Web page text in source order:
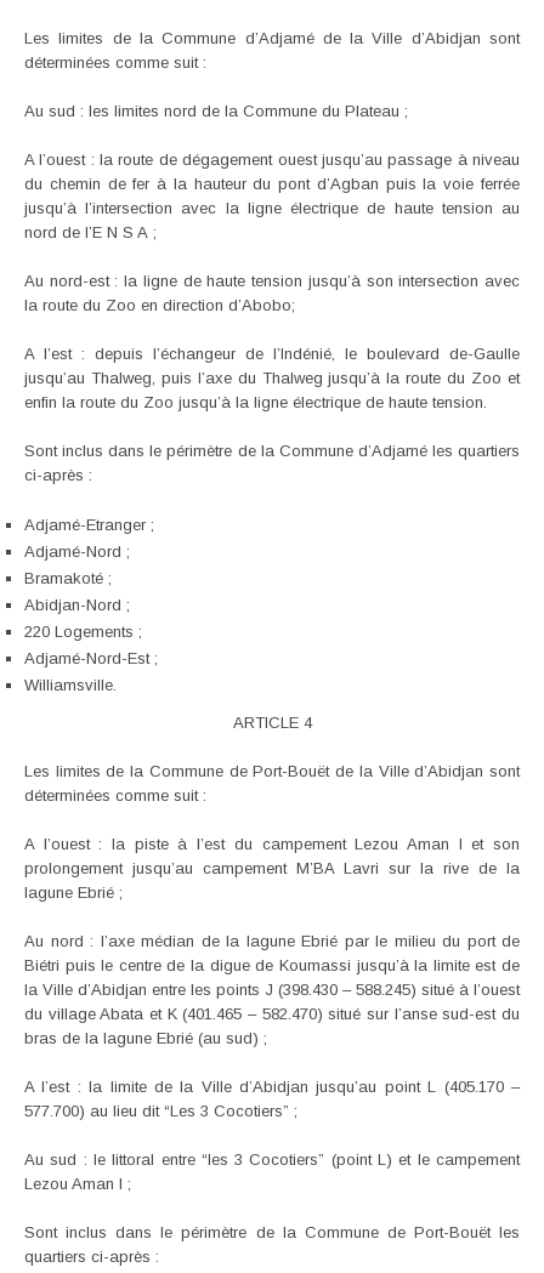
Les limites de la Commune d’Adjamé de la Ville d’Abidjan sont
déterminées comme suit :
Au sud : les limites nord de la Commune du Plateau ;
A l’ouest : la route de dégagement ouest jusqu’au passage à niveau
du chemin de fer à la hauteur du pont d’Agban puis la voie ferrée
jusqu’à l’intersection avec la ligne électrique de haute tension au
nord de l’E N S A ;
Au nord-est : la ligne de haute tension jusqu’à son intersection avec
la route du Zoo en direction d’Abobo;
A l’est : depuis l’échangeur de l’Indénié, le boulevard de-Gaulle
jusqu’au Thalweg, puis l’axe du Thalweg jusqu’à la route du Zoo et
enfin la route du Zoo jusqu’à la ligne électrique de haute tension.
Sont inclus dans le périmètre de la Commune d’Adjamé les quartiers
ci-après :
Adjamé-Etranger ;
Adjamé-Nord ;
Bramakoté ;
Abidjan-Nord ;
220 Logements ;
Adjamé-Nord-Est ;
Williamsville.
ARTICLE 4
Les limites de la Commune de Port-Bouët de la Ville d’Abidjan sont
déterminées comme suit :
A l’ouest : la piste à l’est du campement Lezou Aman I et son
prolongement jusqu’au campement M’BA Lavri sur la rive de la
lagune Ebrié ;
Au nord : l’axe médian de la lagune Ebrié par le milieu du port de
Biétri puis le centre de la digue de Koumassi jusqu’à la limite est de
la Ville d’Abidjan entre les points J (398.430 – 588.245) situé à l’ouest
du village Abata et K (401.465 – 582.470) situé sur l’anse sud-est du
bras de la lagune Ebrié (au sud) ;
A l’est : la limite de la Ville d’Abidjan jusqu’au point L (405.170 –
577.700) au lieu dit “Les 3 Cocotiers” ;
Au sud : le littoral entre “les 3 Cocotiers” (point L) et le campement
Lezou Aman I ;
Sont inclus dans le périmètre de la Commune de Port-Bouët les
quartiers ci-après :